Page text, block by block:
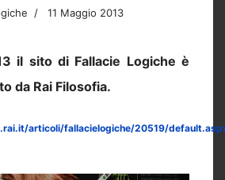
11 Maggio 2013
il sito di Fallacie Logiche è
da Rai Filosofia.
articoli/fallacielogiche/20519/